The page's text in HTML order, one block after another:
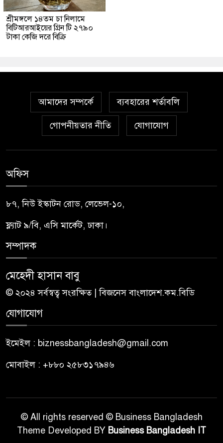
শ্রীমঙ্গলে ১৪তম চা নিলামে
বিটিআরআইয়ের গ্রিন টি ২৭৯০
টাকা কেজি দরে বিক্রি
আমাদের সম্পর্কে ব্যবহারের শর্তাবলি
গোপনীয়তার নীতি যোগাযোগ
অফিস
৮৭, নিউ ইস্কাটন রোড, লেভেল-১০,
ফ্ল্যাট ৯/বি, এসি মার্কেট, ঢাকা।
সম্পাদক
মেহেদী হাসান বাবু
© ২০২৪ সর্বস্বত্ব সংরক্ষিত | বিজনেস বাংলাদেশ.কম.বিডি
যোগাযোগ
ইমেইল : biznessbangladesh@gmail.com
মোবাইল : +৮৮০ ২৫৮৩১৭৯৪৬
© All rights reserved © Business Bangladesh
Theme Developed BY Business Bangladesh IT